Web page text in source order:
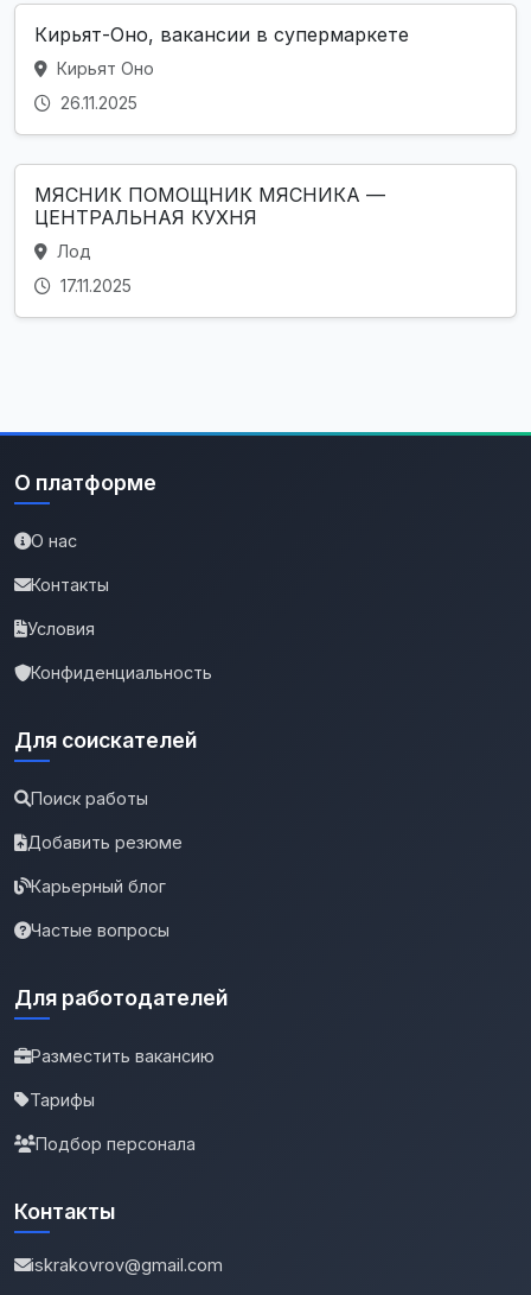
Кирьят-Оно, вакансии в супермаркете
Кирьят Оно
26.11.2025
МЯСНИК ПОМОЩНИК МЯСНИКА —
ЦЕНТРАЛЬНАЯ КУХНЯ
Лод
17.11.2025
О платформе
О нас
Контакты
Условия
Конфиденциальность
Для соискателей
Поиск работы
Добавить резюме
Карьерный блог
Частые вопросы
Для работодателей
Разместить вакансию
Тарифы
Подбор персонала
Контакты
iskrakovrov@gmail.com